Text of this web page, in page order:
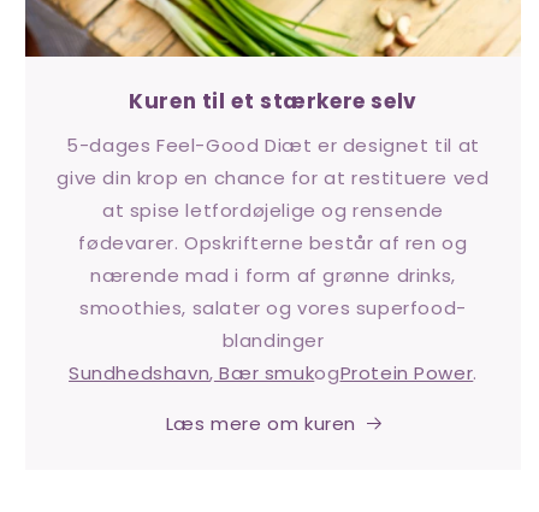
Kuren til et stærkere selv
5-dages Feel-Good Diæt er designet til at
give din krop en chance for at restituere ved
at spise letfordøjelige og rensende
fødevarer. Opskrifterne består af ren og
nærende mad i form af grønne drinks,
smoothies, salater og vores superfood-
blandinger
Sundhedshavn, Bær smukogProtein Power.
Læs mere om kuren